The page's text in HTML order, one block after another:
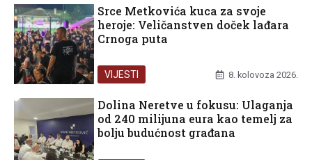
Srce Metkovića kuca za svoje
heroje: Veličanstven doček lađara
Crnoga puta
VIJESTI 8. kolovoza 2026.
Dolina Neretve u fokusu: Ulaganja
od 240 milijuna eura kao temelj za
bolju budućnost građana